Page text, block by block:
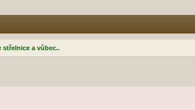
střelnice a vůbec..